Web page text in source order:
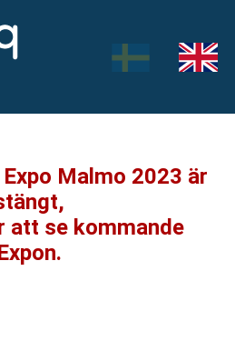
Malmo 2023 är
att se kommande